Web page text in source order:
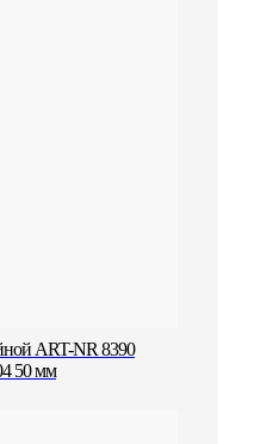
АRT-NR 8390
50 мм